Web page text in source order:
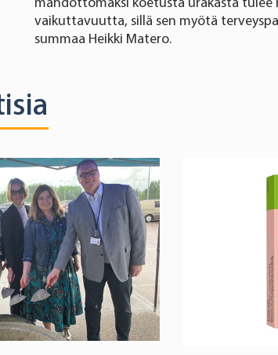
vaikuttavuutta, sillä sen myötä
summaa Heikki Matero.